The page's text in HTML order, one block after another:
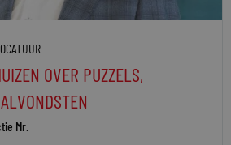
OVER PUZZELS,
Mr.